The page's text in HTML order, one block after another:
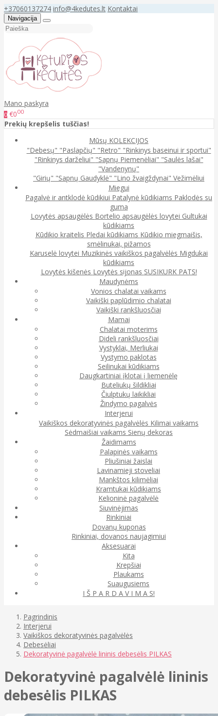
+37060137274 info@4kedutes.lt Kontaktai
Navigacija
Mano paskyra
0 €000
Prekių krepšelis tuščias!
Mūsų KOLEKCIJOS
"Debesų" "Paslapčių" "Retro" "Rinkinys baseinui ir sportui"
"Rinkinys darželiui" "Sapnų Piemenėliai" "Saulės lašai"
"Vandenynų"
"Girių" "Sapnų Gaudyklė" "Lino žvaigždynai" Vežimėliui
Miegui
Pagalvė ir antklodė kūdikiui Patalynė kūdikiams Paklodės su
guma
Lovytės apsaugėlės Bortelio apsaugėlės lovytei Gultukai
kūdikiams
Kūdikio kraitelis Pledai kūdikiams Kūdikio miegmaišis,
smėlinukai, pižamos
Karuselė lovytei Muzikinės vaikiškos pagalvėlės Migdukai
kūdikiams
Lovytės kišenės Lovytės sijonas SUSIKURK PATS!
Maudynėms
Vonios chalatai vaikams
Vaikiški paplūdimio chalatai
Vaikiški rankšluosčiai
Mamai
Chalatai moterims
Dideli rankšluosčiai
Vystyklai, Merliukai
Vystymo paklotas
Seilinukai kūdikiams
Daugkartiniai įklotai į liemenėlę
Buteliukų šildikliai
Čiulptukų laikikliai
Žindymo pagalvės
Interjerui
Vaikiškos dekoratyvinės pagalvėlės Kilimai vaikams
Sėdmaišiai vaikams Sienų dekoras
Žaidimams
Palapinės vaikams
Pliušiniai žaislai
Lavinamieji stoveliai
Mankštos kilimėliai
Kramtukai kūdikiams
Kelioninė pagalvėlė
Siuvinėjimas
Rinkiniai
Dovanų kuponas
Rinkiniai, dovanos naujagimiui
Aksesuarai
Kita
Krepšiai
Plaukams
Suaugusiems
I Š P A R D A V I M A S!
Pagrindinis
Interjerui
Vaikiškos dekoratyvinės pagalvėlės
Debesėliai
Dekoratyvinė pagalvėlė lininis debesėlis PILKAS
Dekoratyvinė pagalvėlė lininis
debesėlis PILKAS